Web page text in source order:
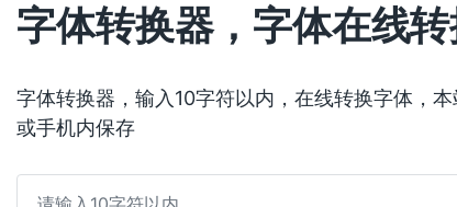
字体转换器，字体在线
字体转换器，输入10字符以内，在线转换字体，
或手机内保存